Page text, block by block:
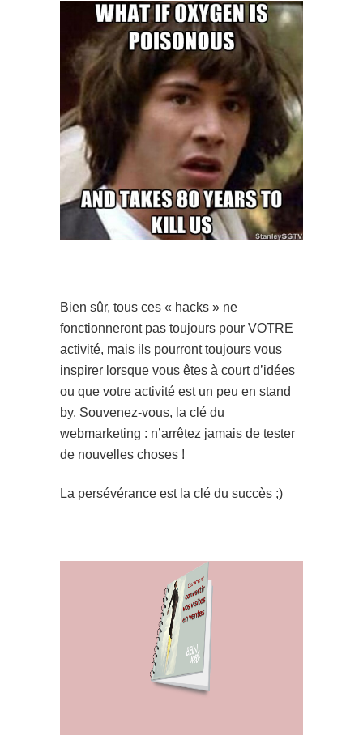
Bien sûr, tous ces « hacks » ne
fonctionneront pas toujours pour VOTRE
activité, mais ils pourront toujours vous
inspirer lorsque vous êtes à court d’idées
ou que votre activité est un peu en stand
by. Souvenez-vous, la clé du
webmarketing : n’arrêtez jamais de tester
de nouvelles choses !
La persévérance est la clé du succès ;)